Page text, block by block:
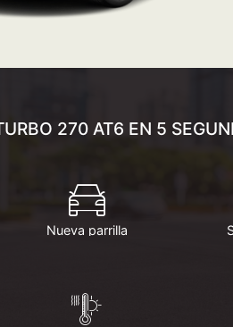
270 AT6 EN 5
Nueva parrilla